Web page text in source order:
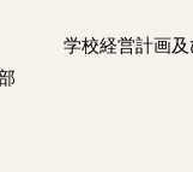
学校経営計画